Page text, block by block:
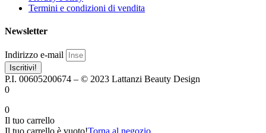
Termini e condizioni di vendita
Newsletter
Indirizzo e-mail
Iscritivi!
P.I. 00605200674 – © 2023 Lattanzi Beauty Design
0
0
Il tuo carrello